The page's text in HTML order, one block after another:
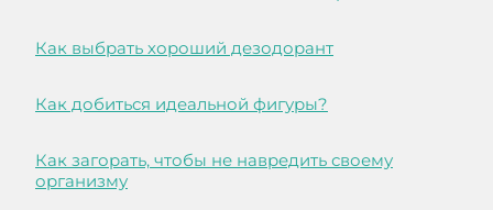
Как выбрать хороший дезодорант
Как добиться идеальной фигуры?
Как загорать, чтобы не навредить своему
организму